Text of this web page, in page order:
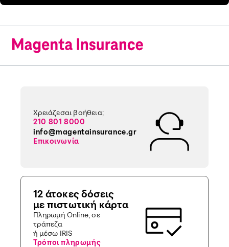
Χρειάζεσαι βοήθεια;
210 801 8000
info@magentainsurance.gr
Επικοινωνία
12 άτοκες δόσεις
με πιστωτική κάρτα
Πληρωμή Online, σε
τράπεζα
ή μέσω IRIS
Τρόποι πληρωμής